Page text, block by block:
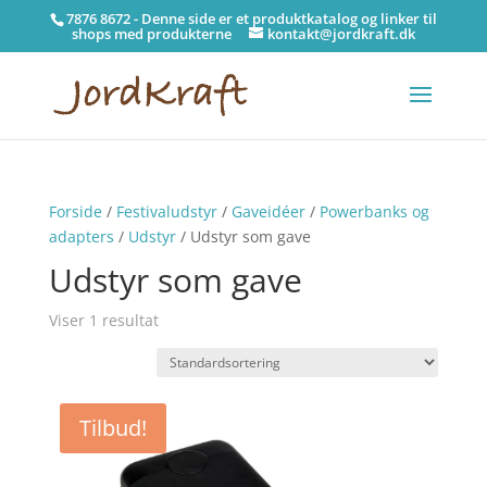
7876 8672 - Denne side er et produktkatalog og linker til
shops med produkterne kontakt@jordkraft.dk
Forside/ Festivaludstyr/ Gaveidéer/ Powerbanks og
adapters / Udstyr/ Udstyr som gave
Udstyr som gave
Viser 1 resultat
Tilbud!